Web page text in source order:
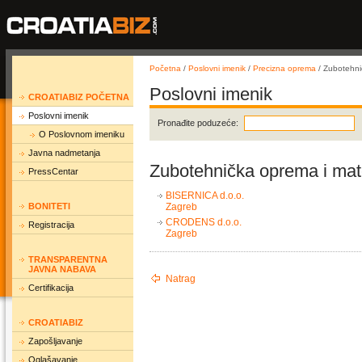
CROATIABIZ POČETNA
Poslovni imenik
O Poslovnom imeniku
Javna nadmetanja
PressCentar
BONITETI
Registracija
TRANSPARENTNA
JAVNA NABAVA
Certifikacija
CROATIABIZ
Zapošljavanje
Oglašavanje
Početna / Poslovni imenik / Precizna oprema /
Poslovni imenik
Pronađite poduzeće:
Zubotehnička oprema i
BISERNICA d.o.o.
Zagreb
CRODENS d.o.o.
Zagreb
Natrag